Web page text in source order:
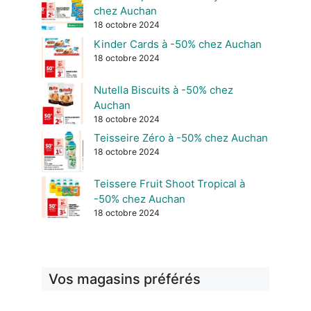
chez Auchan
18 octobre 2024
Kinder Cards à -50% chez Auchan
18 octobre 2024
Nutella Biscuits à -50% chez
Auchan
18 octobre 2024
Teisseire Zéro à -50% chez Auchan
18 octobre 2024
Teissere Fruit Shoot Tropical à
-50% chez Auchan
18 octobre 2024
Vos magasins préférés